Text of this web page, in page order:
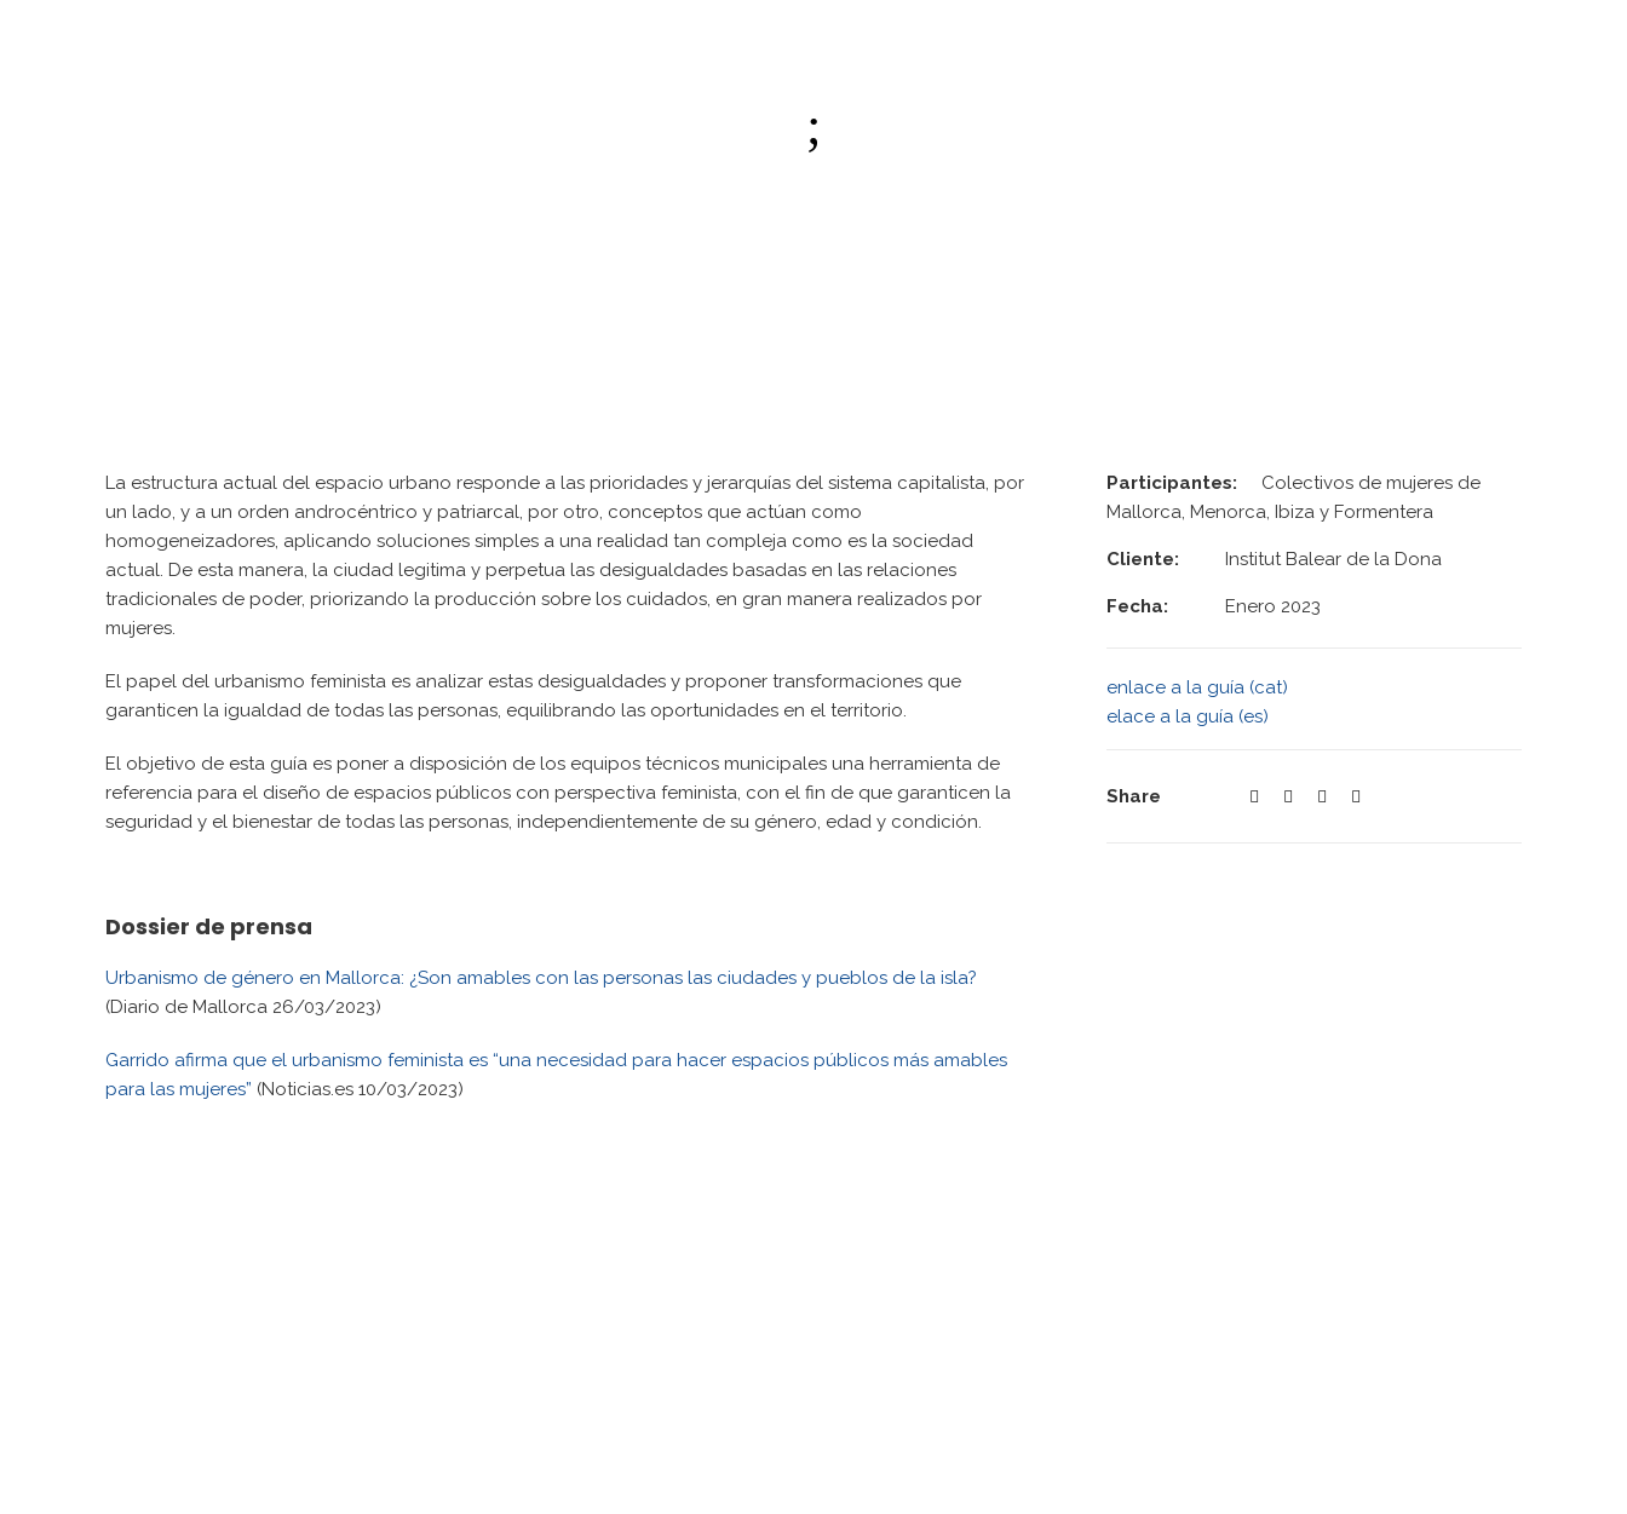
La estructura actual del espacio urbano responde a las prioridades y jerarquías del sistema capitalista, por
un lado, y a un orden androcéntrico y patriarcal, por otro, conceptos que actúan como
homogeneizadores, aplicando soluciones simples a una realidad tan compleja como es la sociedad
actual. De esta manera, la ciudad legitima y perpetua las desigualdades basadas en las relaciones
tradicionales de poder, priorizando la producción sobre los cuidados, en gran manera realizados por
mujeres.
El papel del urbanismo feminista es analizar estas desigualdades y proponer transformaciones que
garanticen la igualdad de todas las personas, equilibrando las oportunidades en el territorio.
El objetivo de esta guía es poner a disposición de los equipos técnicos municipales una herramienta de
referencia para el diseño de espacios públicos con perspectiva feminista, con el fin de que garanticen la
seguridad y el bienestar de todas las personas, independientemente de su género, edad y condición.
Dossier de prensa
Urbanismo de género en Mallorca: ¿Son amables con las personas las ciudades y pueblos de la isla?
(Diario de Mallorca 26/03/2023)
Garrido afirma que el urbanismo feminista es “una necesidad para hacer espacios públicos más amables
para las mujeres” (Noticias.es 10/03/2023)
Participantes:
Colectivos de mujeres de
Mallorca, Menorca, Ibiza y Formentera
Cliente: Institut Balear de la Dona
Fecha: Enero 2023
enlace a la guía (cat)
elace a la guía (es)
Share